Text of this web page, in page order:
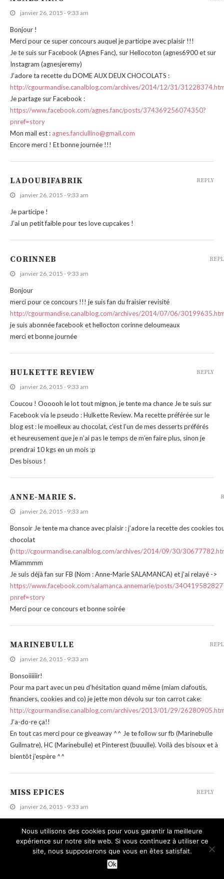
janvier 26, 2015 - 9:33 am
Bonjour !
Merci pour ce super concours auquel je participe avec plaisir !!!
Je te suis sur Facebook (Agnes Fanc), sur Hellocoton (agnes6900 et sur
Instagram (agnesjeremy)
J’adore ta recette du DOME AUX DEUX CHOCOLATS :
http://cgourmandise.canalblog.com/archives/2014/12/31/
Je partage sur Facebook :
https://www.facebook.com/agnes.fanc/posts/374369256074350?
pnref=story
Mon mail est : agnes.fanciullino@gmail.com
Encore merci ! Et bonne journée !!!
LADOUBIFABRIK
janvier 26, 2015 - 9:33 am
Je participe !
J’ai un petit faible pour tes love cupcakes !
REPLY
CORINNEB
janvier 26, 2015 - 9:33 am
Bonjour
merci pour ce concours !!! je suis fan du fraisier revisité
http://cgourmandise.canalblog.com/archives/2014/07/06/
je suis abonnée facebook et hellocton corinne deloumeaux
merci et bonne journée
HULKETTE REVIEW
janvier 26, 2015 - 9:33 am
Coucou ! Oooooh le lot tout mignon, je tente ma chance Je te suis sur
Facebook via le pseudo : Hulkette Review. Ma recette préférée sur le
blog est : le moelleux au chocolat, c’est l’un de mes desserts préférés
et heureusement que je n’ai pas le temps de m’en faire plus, sinon je
prendrai 10 kgs en un mois :p
Des bisous !
REPLY
ANNE-MARIE S.
janvier 26, 2015 - 9:33 am
Bonsoir Je tente ma chance avec plaisir : j’adore la recette des cookies
chocolat
(http://cgourmandise.canalblog.com/archives/2014/09/30/
Miammmm
Je suis déjà fan sur FB (Nom : Anne-Marie SALAMANCA) et j’ai relayé ->
https://www.facebook.com/salamanca.annemarie/posts/
pnref=story
Merci pour ce concours et bonne soirée
MARINEBULLE
janvier 26, 2015 - 9:33 am
Bonsoiiiiiir!
Pour ma part avec un peu d’hésitation quand même (miam clafoutis,
financiers, cookies and co) je jette mon dévolu sur ton carrot cake:
http://cgourmandise.canalblog.com/archives/2013/01/29/
J’a-do-re ça!!
En tout cas merci pour ce giveaway ^^ Je te follow sur fb (Marinebulle
Guilmatre), HC (Marinebulle) et Pinterest (buuulle). Voilà des bisoux et à
bientôt j’espère ^^
MISS EPICES
janvier 26, 2015 - 9:33 am
Je veux bien tenter ma chance avec ma reçette preferee tarte au
chocolat et poires pochées au caramel, slurp
REPLY
Nous utilisons des cookies pour vous garantir la meilleure
expérience sur notre site web. Si vous continuez à utiliser ce
site, nous supposerons que vous en êtes satisfait.
Ok